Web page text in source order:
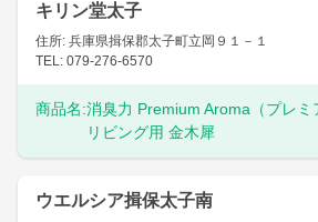
キリン堂太子
住所: 兵庫県揖保郡太子町立岡９１－１
TEL: 079-276-6570
商品名:消臭力 Premium Aroma（プレミ
リビング用 金木犀
ウエルシア揖保太子南